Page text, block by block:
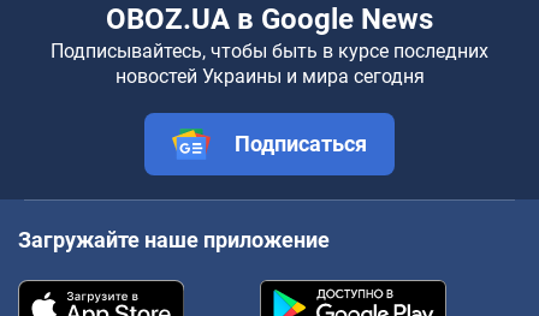
OBOZ.UA в Google News
Подписывайтесь, чтобы быть в курсе последних
новостей Украины и мира сегодня
Подписаться
Загружайте наше приложение